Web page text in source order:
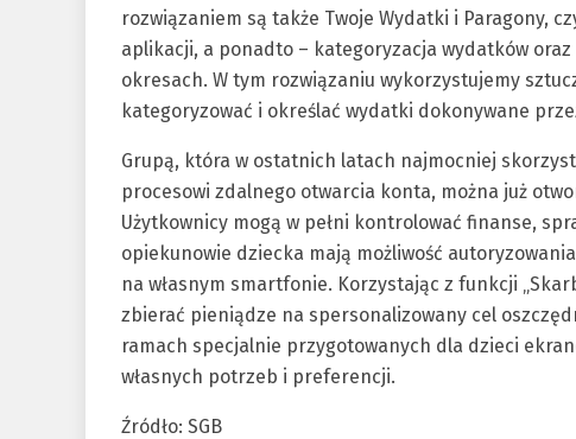
rozwiązaniem są także Twoje Wydatki i Paragony,
aplikacji, a ponadto – kategoryzacja wydatków
okresach. W tym rozwiązaniu wykorzystujemy
kategoryzować i określać wydatki dokonywane
Grupą, która w ostatnich latach najmocniej
procesowi zdalnego otwarcia konta, można już
Użytkownicy mogą w pełni kontrolować finanse,
opiekunowie dziecka mają możliwość
na własnym smartfonie. Korzystając z funkcji
zbierać pieniądze na spersonalizowany cel
ramach specjalnie przygotowanych dla dzieci
własnych potrzeb i preferencji.
Źródło: SGB